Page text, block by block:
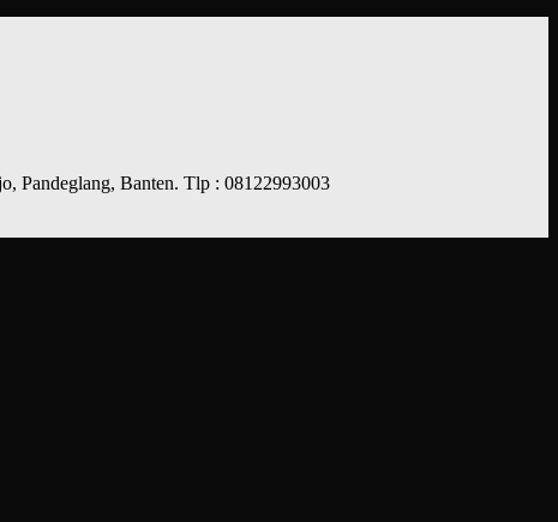
Pandeglang, Banten. Tlp : 08122993003